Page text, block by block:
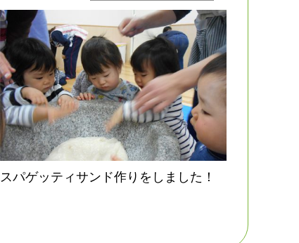
スパゲッティサンド作りをしました！